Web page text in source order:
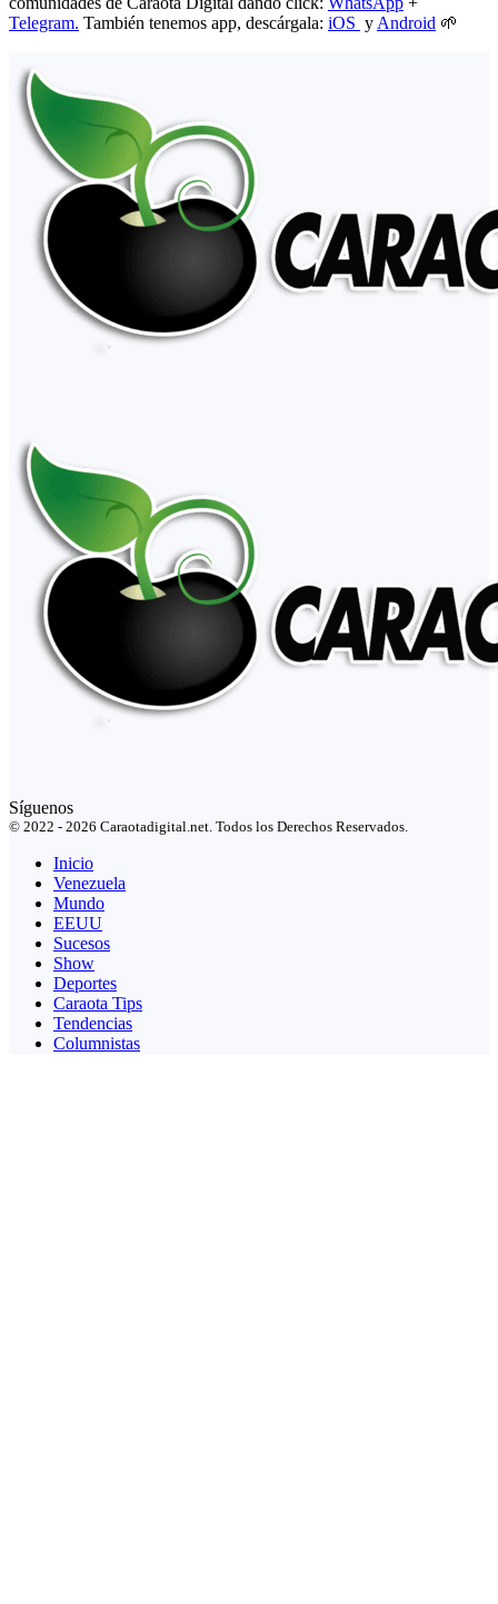
Telegram. También tenemos app, descárgala: iOS y Android 🌱
Síguenos
© 2022 - 2026 Caraotadigital.net. Todos los Derechos Reservados.
Inicio
Venezuela
Mundo
EEUU
Sucesos
Show
Deportes
Caraota Tips
Tendencias
Columnistas